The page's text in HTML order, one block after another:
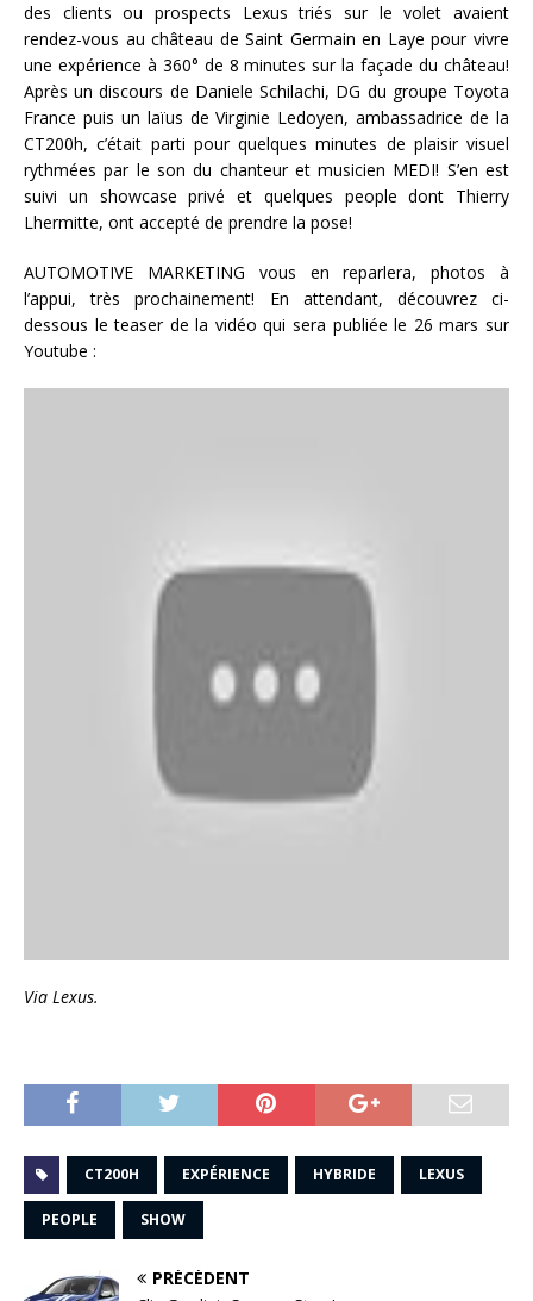
des clients ou prospects Lexus triés sur le volet avaient
rendez-vous au château de Saint Germain en Laye pour vivre
une expérience à 360° de 8 minutes sur la façade du château!
Après un discours de Daniele Schilachi, DG du groupe Toyota
France puis un laïus de Virginie Ledoyen, ambassadrice de la
CT200h, c’était parti pour quelques minutes de plaisir visuel
rythmées par le son du chanteur et musicien MEDI! S’en est
suivi un showcase privé et quelques people dont Thierry
Lhermitte, ont accepté de prendre la pose!
AUTOMOTIVE MARKETING vous en reparlera, photos à
l’appui, très prochainement! En attendant, découvrez ci-
dessous le teaser de la vidéo qui sera publiée le 26 mars sur
Youtube :
Via Lexus.
CT200H EXPÉRIENCE HYBRIDE LEXUS
PEOPLE SHOW
PRÉCÉDENT